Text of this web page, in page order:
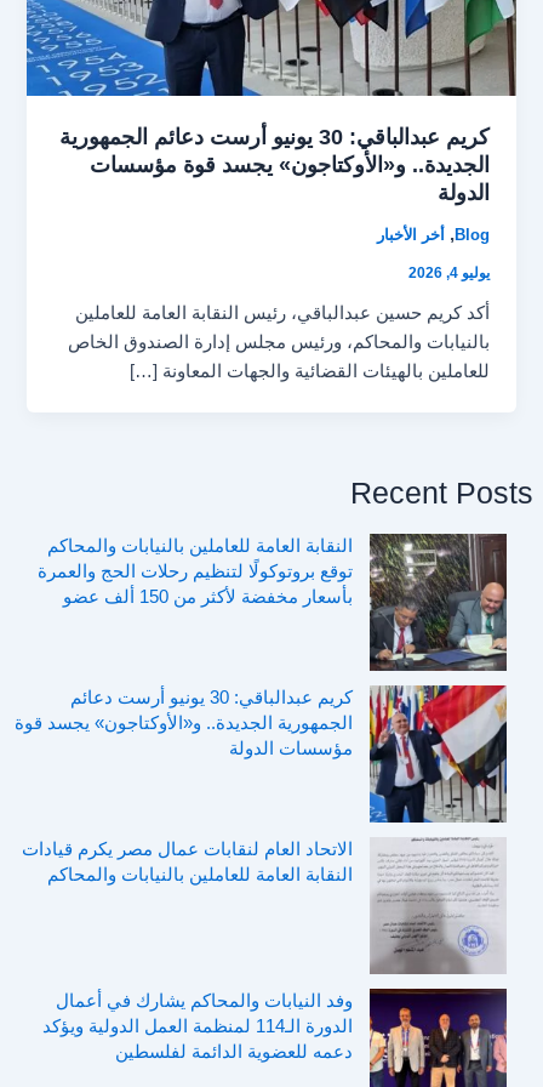
Recent Posts
النقابة العامة للعاملين بالنيابات والمحاكم
توقع بروتوكولًا لتنظيم رحلات الحج والعمرة
بأسعار مخفضة لأكثر من 150 ألف عضو
كريم عبدالباقي: 30 يونيو أرست دعائم
الجمهورية الجديدة.. و«الأوكتاجون» يجسد قوة
مؤسسات الدولة
الاتحاد العام لنقابات عمال مصر يكرم قيادات
النقابة العامة للعاملين بالنيابات والمحاكم
وفد النيابات والمحاكم يشارك في أعمال
الدورة الـ114 لمنظمة العمل الدولية ويؤكد
دعمه للعضوية الدائمة لفلسطين
كريم عبدالباقي: 30 يونيو أرست دعائم الجمهورية
الجديدة.. و«الأوكتاجون» يجسد قوة مؤسسات
الدولة
Blog
,أخر الأخبار
يوليو 4, 2026
أكد كريم حسين عبدالباقي، رئيس النقابة العامة للعاملين
بالنيابات والمحاكم، ورئيس مجلس إدارة الصندوق الخاص
للعاملين بالهيئات القضائية والجهات المعاونة […]